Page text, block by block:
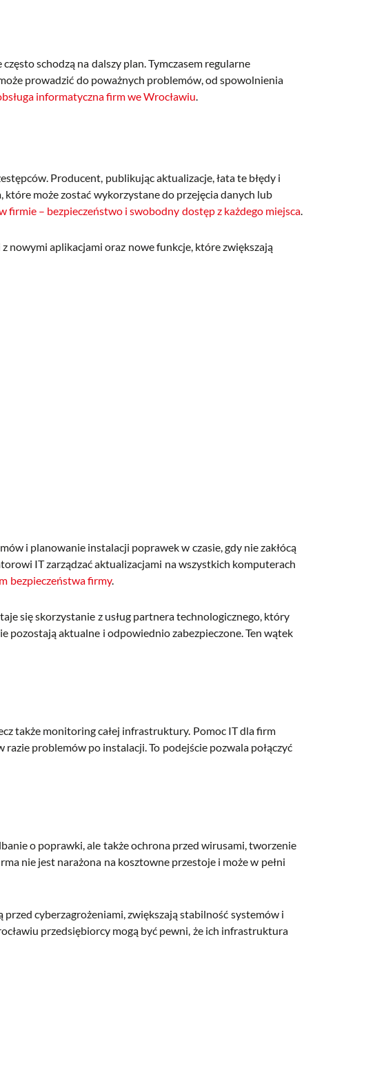
schodzą na dalszy plan. Tymczasem regularne
prowadzić do poważnych problemów, od spowolnienia
informatyczna firm we Wrocławiu
Producent, publikując aktualizacje, łata te błędy i
może zostać wykorzystane do przejęcia danych lub
firmie – bezpieczeństwo i swobodny dostęp z każdego miejsca
nowymi aplikacjami oraz nowe funkcje, które zwiększają
i planowanie instalacji poprawek w czasie, gdy nie zakłócą
IT zarządzać aktualizacjami na wszystkich komputerach
bezpieczeństwa firmy.
się skorzystanie z usług partnera technologicznego, który
pozostają aktualne i odpowiednio zabezpieczone. Ten wątek
także monitoring całej infrastruktury. Pomoc IT dla firm
problemów po instalacji. To podejście pozwala połączyć
o poprawki, ale także ochrona przed wirusami, tworzenie
nie jest narażona na kosztowne przestoje i może w pełni
cyberzagrożeniami, zwiększają stabilność systemów i
przedsiębiorcy mogą być pewni, że ich infrastruktura